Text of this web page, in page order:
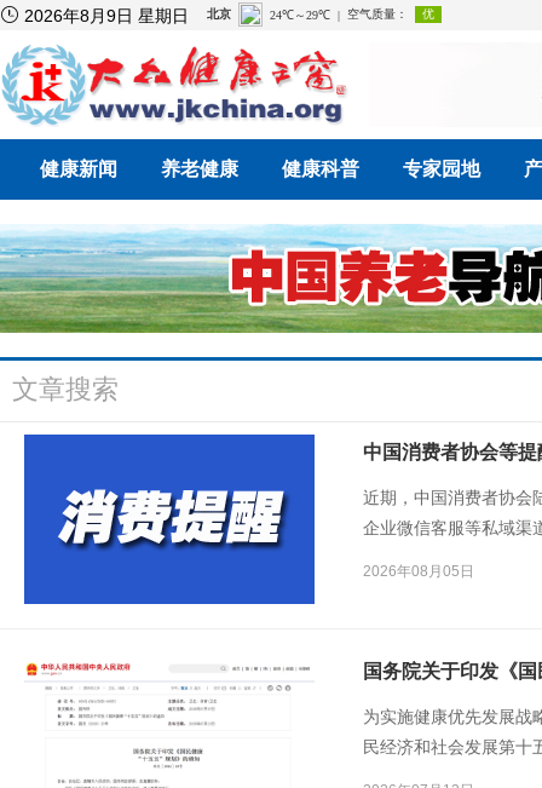
 2026年8月9日 星期日
健康新闻 养老健康 健康科普 专家园地
文章搜索
中国消费者协会等
近期，中国消费者协会
企业微信客服等私域渠
2026年08月05日
国务院关于印发《
为实施健康优先发展战
民经济和社会发展第十